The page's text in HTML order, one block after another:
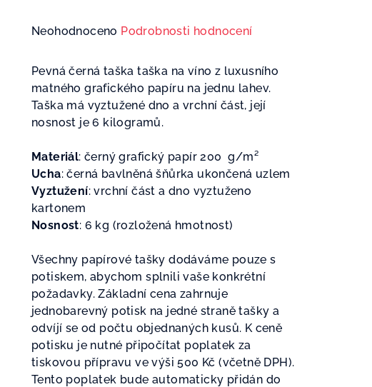
Průměrné
produktu
0,0
hvězdiček.
Neohodnoceno Podrobnosti hodnocení
Pevná černá taška taška na víno z luxusního
matného grafického papíru na jednu lahev.
Taška má vyztužené dno a vrchní část, její
nosnost je 6 kilogramů.
Materiál: černý grafický papír 200 g/m²
Ucha: černá bavlněná šňůrka ukončená uzlem
Vyztužení: vrchní část a dno vyztuženo
kartonem
Nosnost: 6 kg (rozložená hmotnost)
Všechny papírové tašky dodáváme pouze s
potiskem, abychom splnili vaše konkrétní
požadavky. Základní cena zahrnuje
jednobarevný potisk na jedné straně tašky a
odvíjí se od počtu objednaných kusů. K ceně
potisku je nutné připočítat poplatek za
tiskovou přípravu ve výši 500 Kč (včetně DPH).
Tento poplatek bude automaticky přidán do